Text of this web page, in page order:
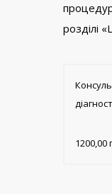
розділі
1200,00